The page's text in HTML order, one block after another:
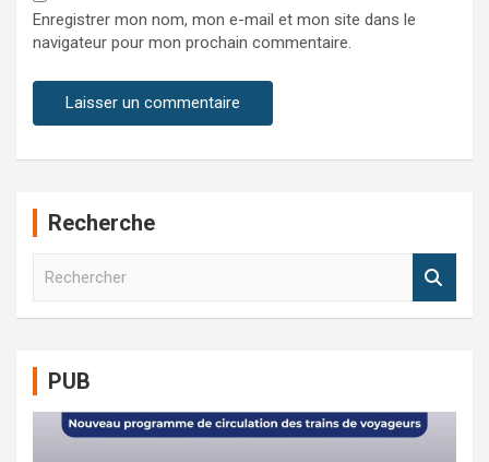
Enregistrer mon nom, mon e-mail et mon site dans le
navigateur pour mon prochain commentaire.
Recherche
PUB